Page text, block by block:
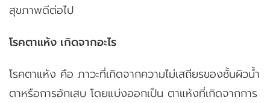
สุขภาพดีต่อไป
โรคตาแห้ง เกิดจากอะไร
โรคตาแห้ง คือ ภาวะที่เกิดจากความไม่เสถียรของชั้นผิวน้ำ
ตาหรือการอักเสบ โดยแบ่งออกเป็น ตาแห้งที่เกิดจากการ